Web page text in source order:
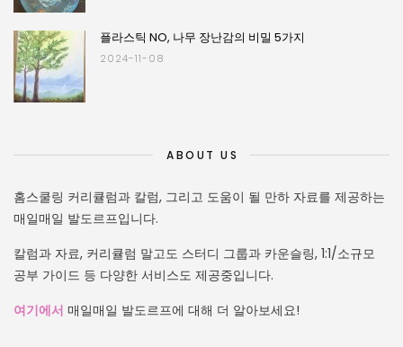
플라스틱 NO, 나무 장난감의 비밀 5가지
2024-11-08
ABOUT US
홈스쿨링 커리큘럼과 칼럼, 그리고 도움이 될 만하 자료를 제공하는
매일매일 발도르프입니다.
칼럼과 자료, 커리큘럼 말고도 스터디 그룹과 카운슬링, 1:1/소규모
공부 가이드 등 다양한 서비스도 제공중입니다.
여기에서 매일매일 발도르프에 대해 더 알아보세요!